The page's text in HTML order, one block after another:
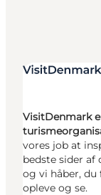
VisitDenmark
vores job at
bedste sider af
og vi håber,
opleve og se.